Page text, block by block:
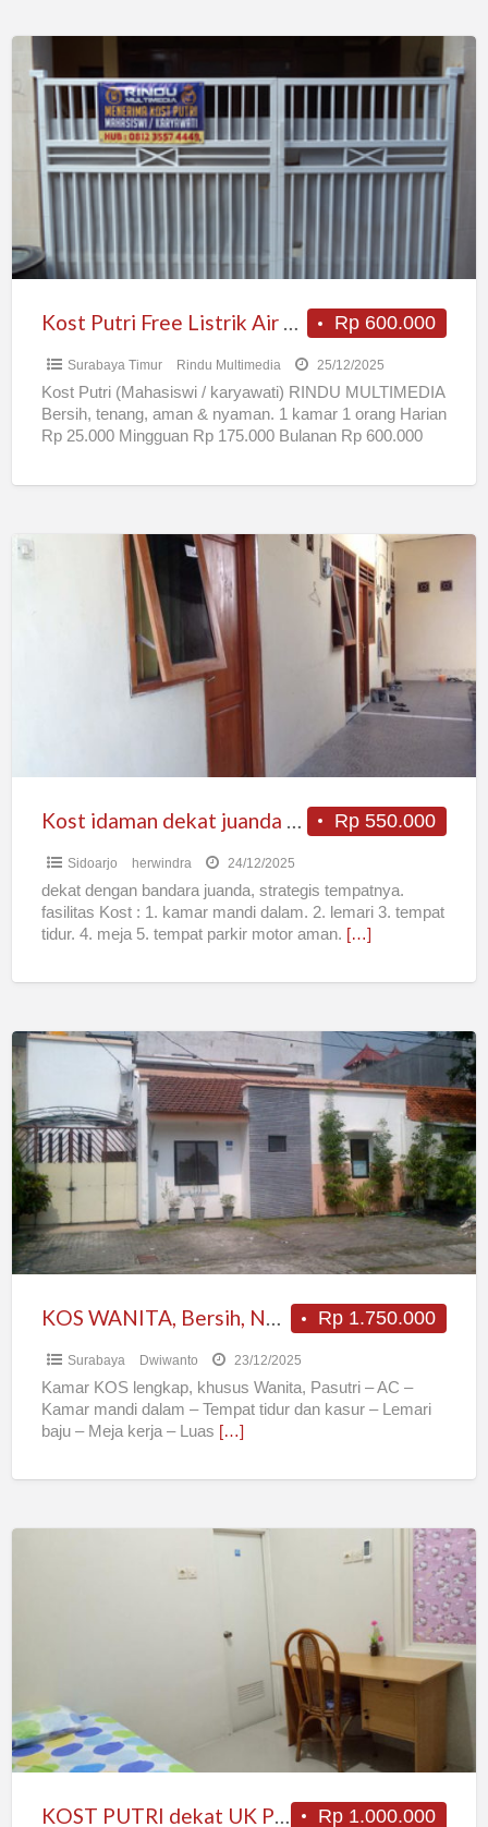
Kost
Putri
Free
Listrik
Wifi,
Dekat
UNAIR,
Akses
Rp 600.000
Kost Putri Free Listrik Air Wifi, Dekat UNAIR, Akses 24 jam
Surabaya Timur Rindu Multimedia 25/12/2025
Kost Putri (Mahasiswi / karyawati) RINDU MULTIMEDIA
Bersih, tenang, aman & nyaman. 1 kamar 1 orang Harian
Rp 25.000 Mingguan Rp 175.000 Bulanan Rp 600.000
Kost
Rp 550.000
Kost idaman dekat juanda nyaman terjangkau
Sidoarjo herwindra 24/12/2025
dekat dengan bandara juanda, strategis tempatnya.
fasilitas Kost : 1. kamar mandi dalam. 2. lemari 3. tempat
tidur. 4. meja 5. tempat parkir motor aman. […]
KOS
WANITA,
Bersih,
Nyaman,
Tenang,
Ngagel
Jaya
Rp 1.750.000
KOS WANITA, Bersih, Nyaman, Tenang, Ngagel Jaya
Surabaya Dwiwanto 23/12/2025
Kamar KOS lengkap, khusus Wanita, Pasutri – AC –
Kamar mandi dalam – Tempat tidur dan kasur – Lemari
baju – Meja kerja – Luas […]
Rungkut
SIER
Rp 1.000.000
KOST PUTRI dekat UK PETRA & Rungkut SIER